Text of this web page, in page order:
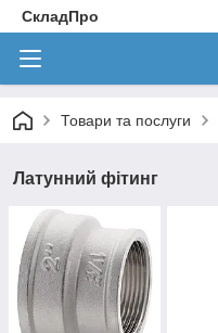
СкладПро
Товари та послуги
Латунний фітинг